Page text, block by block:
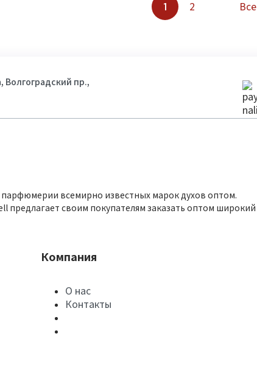
1 2 Все
Волгоградский пр.,
всемирно известных марок духов оптом.
предлагает своим покупателям заказать оптом широкий
Компания
О нас
Контакты